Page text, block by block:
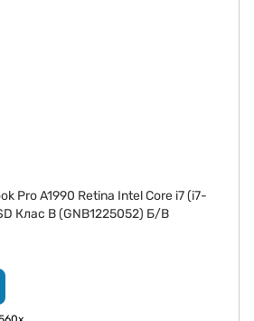
Pro A1990 Retina Intel Core i7 (i7-
Клас B (GNB1225052) Б/В